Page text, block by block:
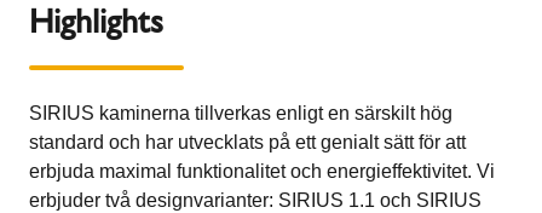
Highlights
SIRIUS kaminerna tillverkas enligt en särskilt hög
standard och har utvecklats på ett genialt sätt för att
erbjuda maximal funktionalitet och energieffektivitet. Vi
erbjuder två designvarianter: SIRIUS 1.1 och SIRIUS